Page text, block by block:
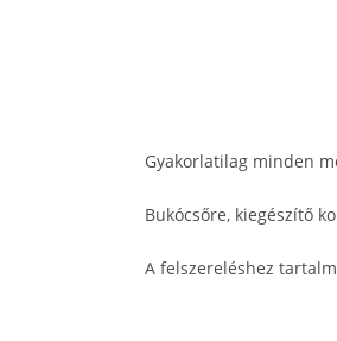
Gyakorlatilag minden
Bukócsőre, kiegészítő
A felszereléshez